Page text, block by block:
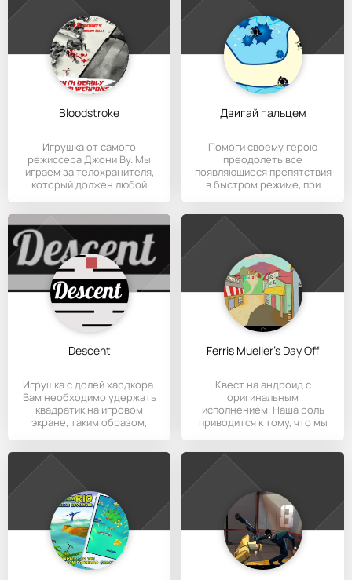
Bloodstroke
Игрушка от самого
режиссера Джони Ву. Мы
играем за телохранителя,
который должен любой
Двигай пальцем
Помоги своему герою
преодолеть все
появляющиеся препятствия
в быстром режиме, при
Descent
Игрушка с долей хардкора.
Вам необходимо удержать
квадратик на игровом
экране, таким образом,
Ferris Mueller's Day Off
Квест на андроид с
оригинальным
исполнением. Наша роль
приводится к тому, что мы